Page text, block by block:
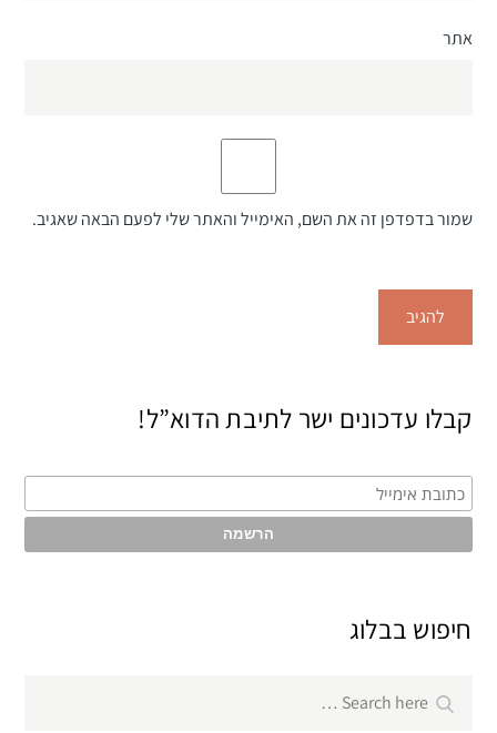
אתר
שמור בדפדפן זה את השם, האימייל והאתר שלי לפעם הבאה שאגיב.
קבלו עדכונים ישר לתיבת הדוא”ל!
חיפוש בבלוג
for:
Search